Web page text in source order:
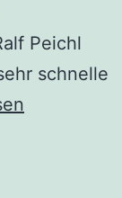
Peichl
schnelle